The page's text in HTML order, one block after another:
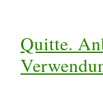
Quitte.